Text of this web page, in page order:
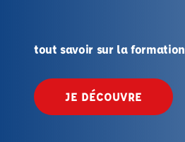
tout savoir sur la formation
JE DÉCOUVRE